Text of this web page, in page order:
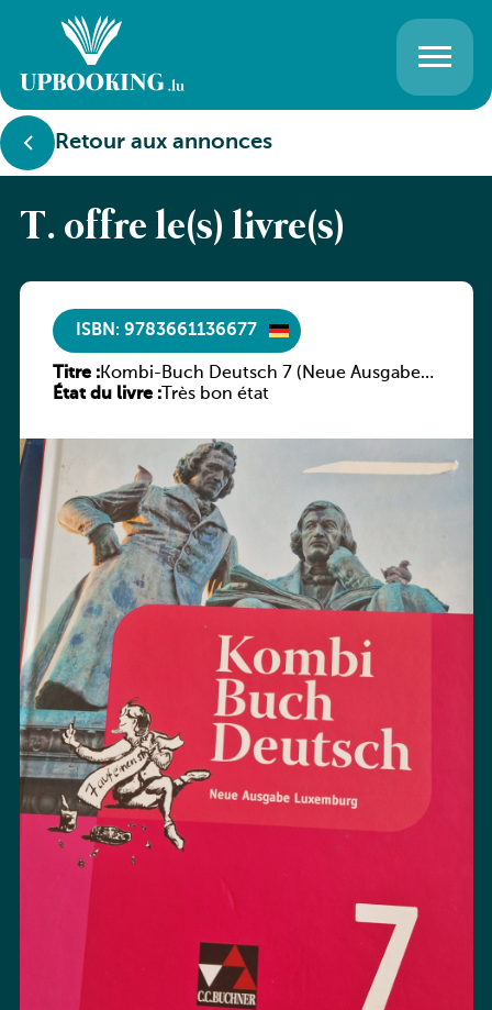
Retour aux annonces
T. offre le(s) livre(s)
ISBN: 9783661136677
Titre :Kombi-Buch Deutsch 7 (Neue Ausgabe
Luxemburg)
État du livre :Très bon état